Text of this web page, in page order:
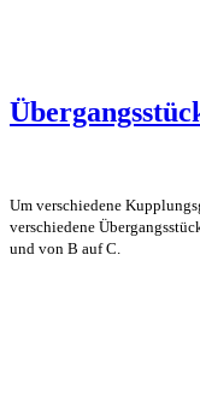
Um verschiedene
verschiedene
und von B auf C.